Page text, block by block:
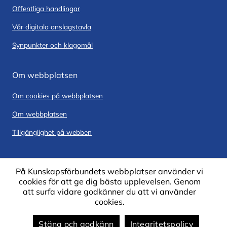
Offentliga handlingar
Vår digitala anslagstavla
Synpunkter och klagomål
Om webbplatsen
Om cookies på webbplatsen
Om webbplatsen
Tillgänglighet på webben
På Kunskapsförbundets webbplatser använder vi
cookies för att ge dig bästa upplevelsen. Genom
att surfa vidare godkänner du att vi använder
cookies.
Stäng och godkänn Integritetspolicy